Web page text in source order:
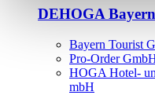
DEHOGA
Bayern Tourist
Pro-Order
HOGA Hotel-
mbH